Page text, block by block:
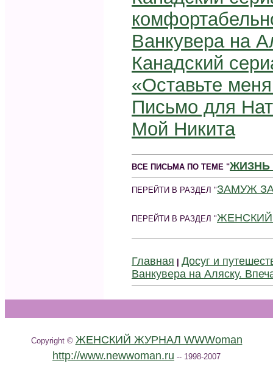
Ванкувера на
Канадский
«Оставьте
Письмо для
Мой Никита
ВСЕ ПИСЬМА ПО ТЕМЕ "ЖИЗНЬ
ПЕРЕЙТИ В РАЗДЕЛ "ЗАМУЖ
ПЕРЕЙТИ В РАЗДЕЛ "ЖЕНСКИЙ
Главная
Досуг и
Ванкувера на Aляску.
Copyright © ЖЕНСКИЙ ЖУРНАЛ WWWoman
http://www.newwoman.ru -- 1998-2007